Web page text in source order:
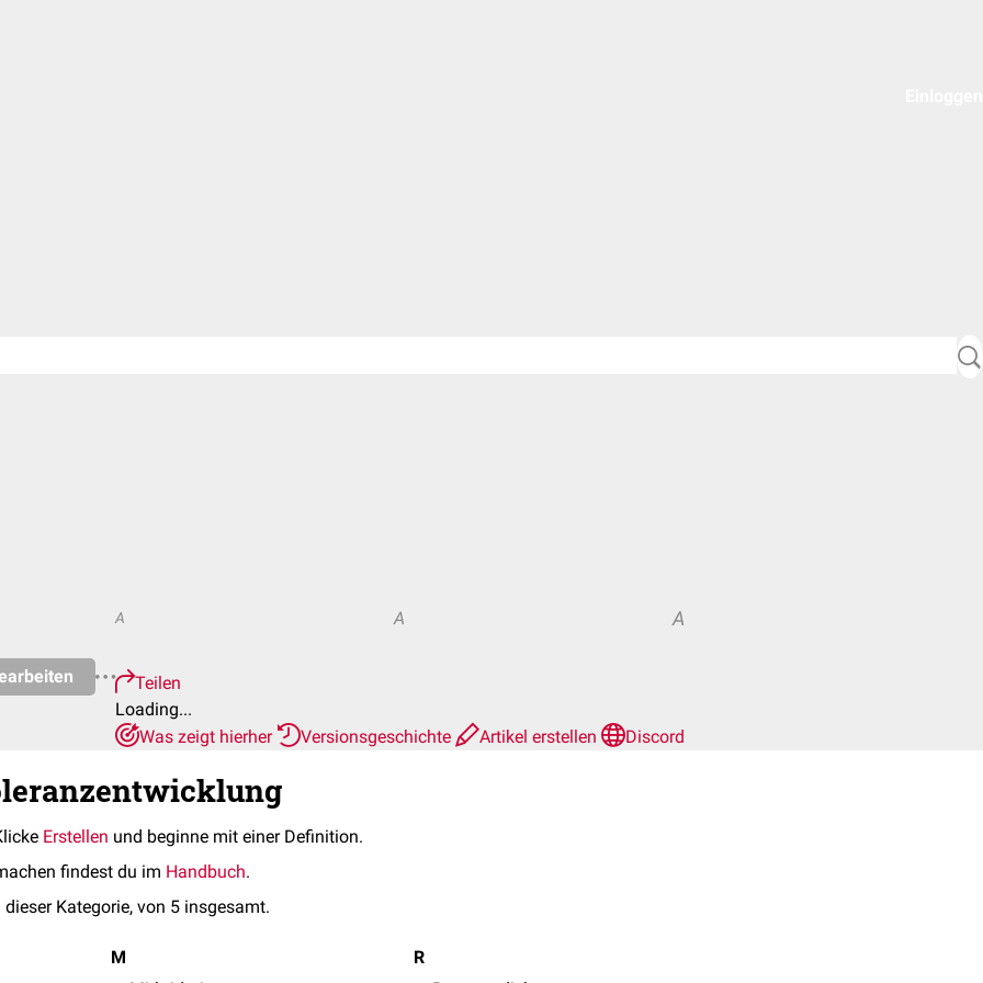
A A A
Teilen
Loading...
Was zeigt hierher
Versionsgeschichte Artikel erstellen Discord
Erstellen und beginne mit einer Definition.
findest du im Handbuch.
Kategorie, von 5 insgesamt.
M
R